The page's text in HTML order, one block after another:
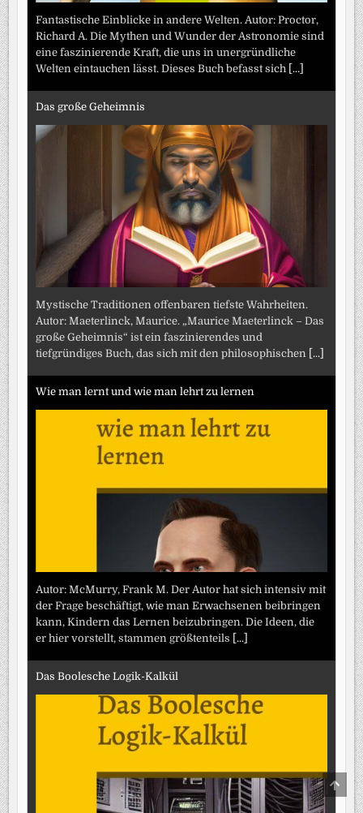
Fantastische Einblicke in andere Welten. Autor: Proctor,
Richard A. Die Mythen und Wunder der Astronomie sind
eine faszinierende Kraft, die uns in unergründliche
Welten eintauchen lässt. Dieses Buch befasst sich [...]
Das große Geheimnis
Mystische Traditionen offenbaren tiefste Wahrheiten.
Autor: Maeterlinck, Maurice. „Maurice Maeterlinck – Das
große Geheimnis“ ist ein faszinierendes und
tiefgründiges Buch, das sich mit den philosophischen [...]
Wie man lernt und wie man lehrt zu lernen
Autor: McMurry, Frank M. Der Autor hat sich intensiv mit
der Frage beschäftigt, wie man Erwachsenen beibringen
kann, Kindern das Lernen beizubringen. Die Ideen, die
er hier vorstellt, stammen größtenteils [...]
Das Boolesche Logik-Kalkül
TO
TOP